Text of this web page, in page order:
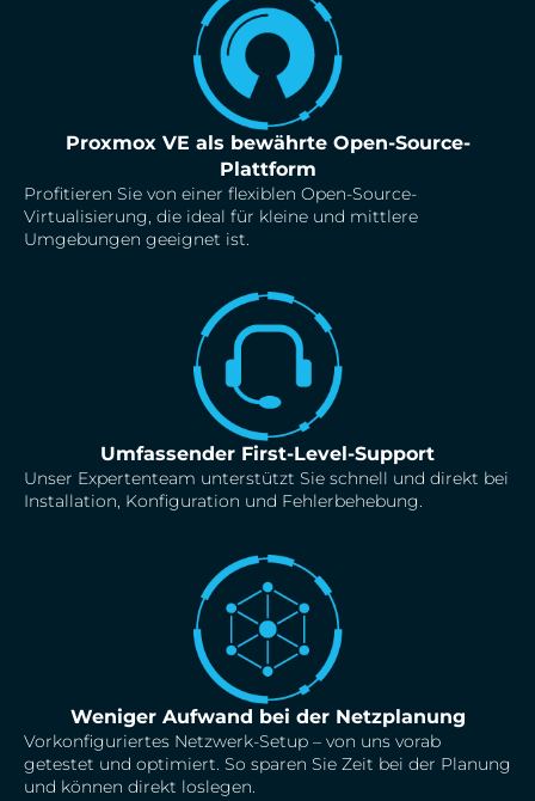
Proxmox VE als bewährte Open-Source-
Plattform
Profitieren Sie von einer flexiblen Open-Source-
Virtualisierung, die ideal für kleine und mittlere
Umgebungen geeignet ist.
Umfassender First-Level-Support
Unser Expertenteam unterstützt Sie schnell und direkt bei
Installation, Konfiguration und Fehlerbehebung.
Weniger Aufwand bei der Netzplanung
Vorkonfiguriertes Netzwerk-Setup – von uns vorab
getestet und optimiert. So sparen Sie Zeit bei der Planung
und können direkt loslegen.